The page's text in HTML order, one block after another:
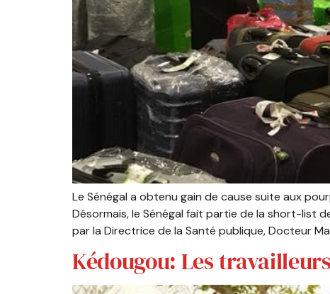
Le Sénégal a obtenu gain de cause suite aux
Désormais, le Sénégal fait partie de la short-list
par la Directrice de la Santé publique, Docteur
Kédougou: Les